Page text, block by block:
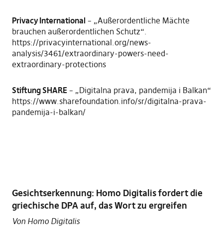
Privacy International – „Außerordentliche Mächte
brauchen außerordentlichen Schutz“.
https://privacyinternational.org/news-
analysis/3461/extraordinary-powers-need-
extraordinary-protections
Stiftung SHARE– „Digitalna prava, pandemija i Balkan“
https://www.sharefoundation.info/sr/digitalna-prava-
pandemija-i-balkan/
Gesichtserkennung: Homo Digitalis fordert die
griechische DPA auf, das Wort zu ergreifen
Von Homo Digitalis